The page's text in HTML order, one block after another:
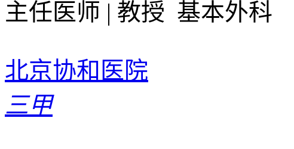
主任医师 | 教授 基本外科
北京协和医院
三甲